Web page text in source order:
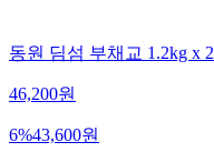
동원 딤섬 부채교 1.2kg x 2
46,200원
6%43,600원